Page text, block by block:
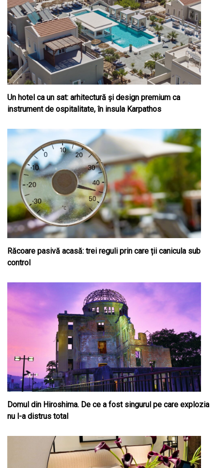
Un hotel ca un sat: arhitectură și design premium ca
instrument de ospitalitate, în insula Karpathos
Răcoare pasivă acasă: trei reguli prin care ții canicula sub
control
Domul din Hiroshima. De ce a fost singurul pe care explozia
nu l-a distrus total